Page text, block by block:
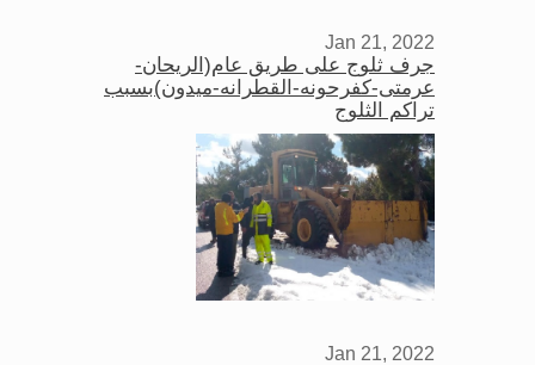
Jan 21, 2022
جرف ثلوج على طريق عام(الريحان-
عرمتى-كفرحونه-القطرانه-ميدون)بسبب
تراكم الثلوج
Jan 21, 2022